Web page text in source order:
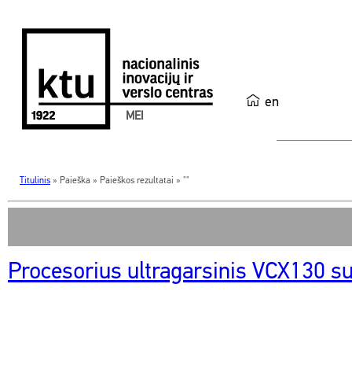
en
MEI
Titulinis » Paieška » Paieškos rezultatai » ""
Procesorius ultragarsinis VCX130